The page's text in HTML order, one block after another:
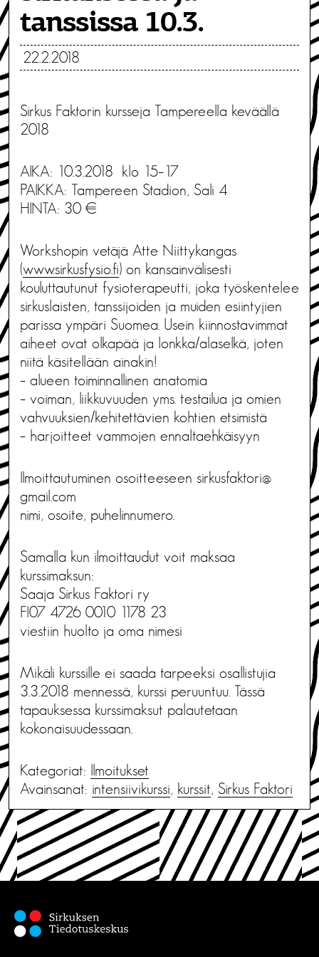
tanssissa 10.3.
22.2.2018
Sirkus Faktorin kursseja Tampereella keväällä
2018
AIKA: 10.3.2018 klo 15–17
PAIKKA: Tampereen Stadion, Sali 4
HINTA: 30 €
Workshopin vetäjä Atte Niittykangas
(www.sirkusfysio.fi) on kansainvälisesti
kouluttautunut fysioterapeutti, joka työskentelee
sirkuslaisten, tanssijoiden ja muiden esiintyjien
parissa ympäri Suomea. Usein kiinnostavimmat
aiheet ovat olkapää ja lonkka/alaselkä, joten
niitä käsitellään ainakin!
– alueen toiminnallinen anatomia
– voiman, liikkuvuuden yms. testailua ja omien
vahvuuksien/kehitettävien kohtien etsimistä
– harjoitteet vammojen ennaltaehkäisyyn
Ilmoittautuminen osoitteeseen sirkusfaktori@
gmail.com
nimi, osoite, puhelinnumero.
Samalla kun ilmoittaudut voit maksaa
kurssimaksun:
Saaja Sirkus Faktori ry
FI07 4726 0010 1178 23
viestiin huolto ja oma nimesi
Mikäli kurssille ei saada tarpeeksi osallistujia
3.3.2018 mennessä, kurssi peruuntuu. Tässä
tapauksessa kurssimaksut palautetaan
kokonaisuudessaan.
Kategoriat: Ilmoitukset
Avainsanat: intensiivikurssi, kurssit, Sirkus Faktori